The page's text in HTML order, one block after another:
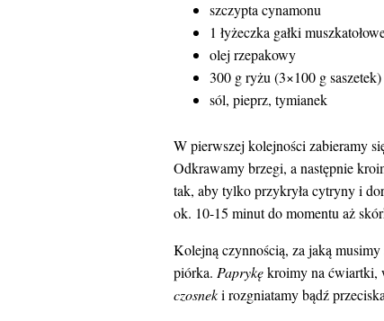
szczypta cynamonu
1 łyżeczka gałki
olej rzepakowy
300 g ryżu (3×100 g saszetek)
sól, pieprz, tymianek
W pierwszej kolejności zabieramy
Odkrawamy brzegi, a następnie
tak, aby tylko przykryła cytryny i
ok. 10-15 minut do momentu aż
Kolejną czynnością, za jaką
piórka. Paprykękroimy na ćwiartki,
czosneki rozgniatamy bądź